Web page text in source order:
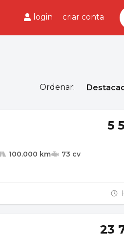
login criar conta
Ordenar:
5
100.000 km 73 cv
23